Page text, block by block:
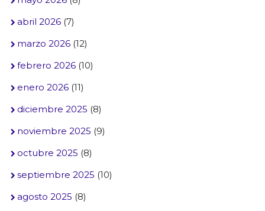
abril 2026(7)
marzo 2026(12)
febrero 2026(10)
enero 2026(11)
diciembre 2025 (8)
noviembre 2025 (9)
octubre 2025 (8)
septiembre 2025 (10)
agosto 2025 (8)